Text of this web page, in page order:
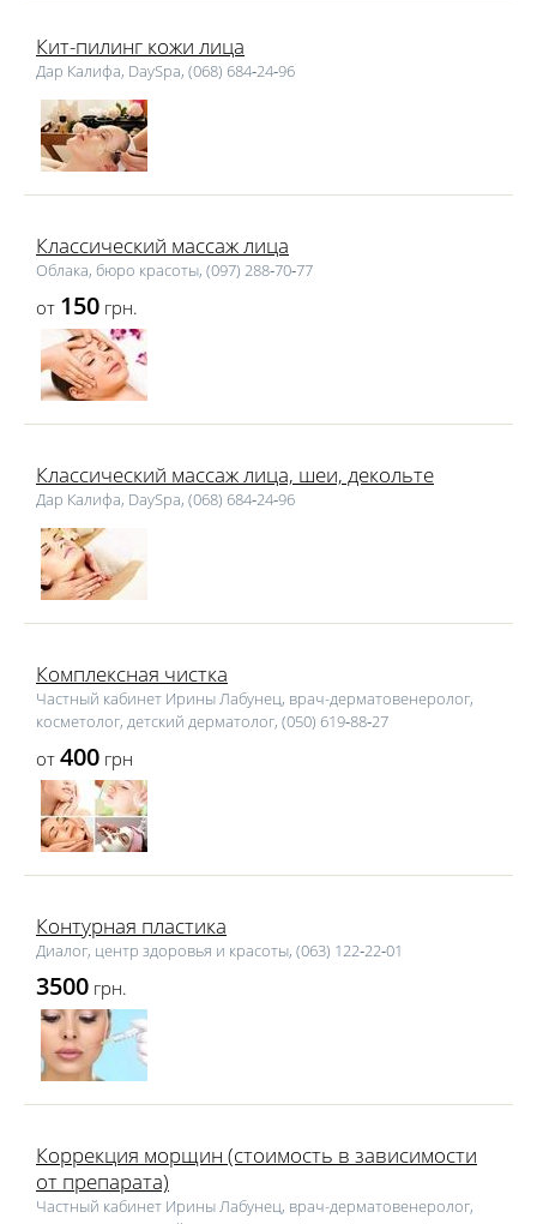
Кит-пилинг кожи лица
Дар Калифа, DaySpa, (068) 684‑24‑96
Классический массаж лица
Облака, бюро красоты, (097) 288‑70‑77
от 150 грн.
Классический массаж лица, шеи, декольте
Дар Калифа, DaySpa, (068) 684‑24‑96
Комплексная чистка
Частный кабинет Ирины Лабунец, врач-дерматовенеролог,
косметолог, детский дерматолог, (050) 619‑88‑27
от 400 грн
Контурная пластика
Диалог, центр здоровья и красоты, (063) 122‑22‑01
3500 грн.
Коррекция морщин (стоимость в зависимости
от препарата)
Частный кабинет Ирины Лабунец, врач-дерматовенеролог,